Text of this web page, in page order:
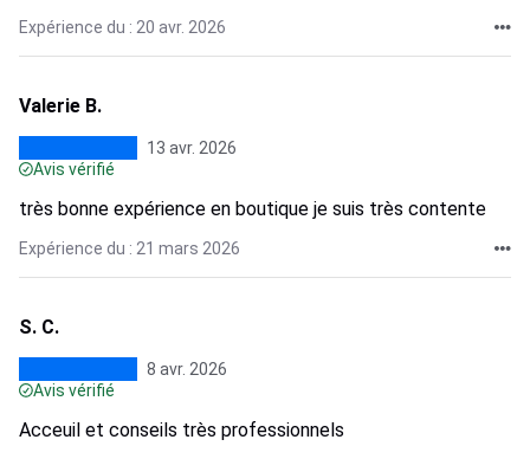
Expérience du : 20 avr. 2026
Valerie B.
13 avr. 2026
Avis vérifié
très bonne expérience en boutique je suis très contente
Expérience du : 21 mars 2026
S. C.
8 avr. 2026
Avis vérifié
Acceuil et conseils très professionnels